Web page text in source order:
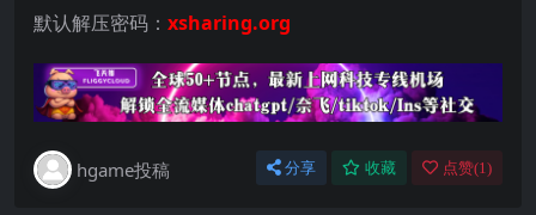
默认解压密码： xsharing.org
hgame投稿 分享 收藏 点赞(1 )